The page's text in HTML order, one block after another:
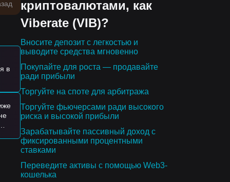
в
криптовалютами, как
Viberate (VIB)?
Вносите депозит с легкостью и
выводите средства мгновенно
Покупайте для роста — продавайте
ради прибыли
Торгуйте на споте для арбитража
Торгуйте фьючерсами ради высокого
риска и высокой прибыли
Зарабатывайте пассивный доход с
фиксированными процентными
ставками
Переведите активы с помощью Web3-
кошелька